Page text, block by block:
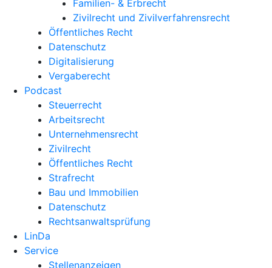
Familien- & Erbrecht
Zivilrecht und Zivilverfahrensrecht
Öffentliches Recht
Datenschutz
Digitalisierung
Vergaberecht
Podcast
Steuerrecht
Arbeitsrecht
Unternehmens­recht
Zivilrecht
Öffentliches Recht
Strafrecht
Bau und Immobilien
Datenschutz
Rechtsanwalts­prüfung
LinDa
Service
Stellenanzeigen